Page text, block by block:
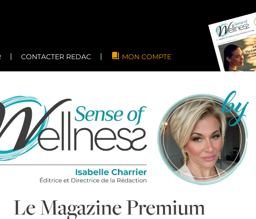
CONTACTER REDAC MON COMPTE